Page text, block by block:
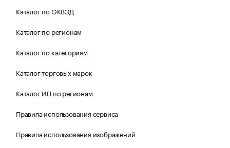
Каталог по ОКВЭД
Каталог по регионам
Каталог по категориям
Каталог торговых марок
Каталог ИП по регионам
Правила использования сервиса
Правила использования изображений